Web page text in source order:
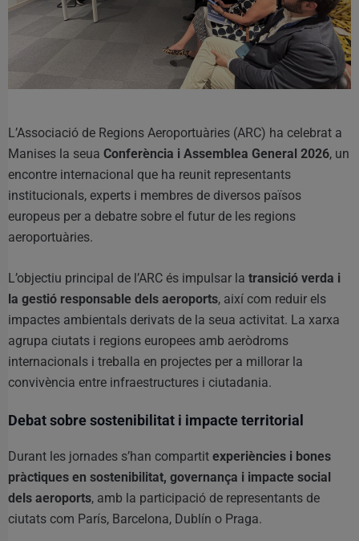
L’Associació de Regions Aeroportuàries (ARC) ha celebrat a
Manises la seua Conferència i Assemblea General 2026, un
encontre internacional que ha reunit representants
institucionals, experts i membres de diversos països
europeus per a debatre sobre el futur de les regions
aeroportuàries.
L’objectiu principal de l’ARC és impulsar la transició verda i
la gestió responsable dels aeroports, així com reduir els
impactes ambientals derivats de la seua activitat. La xarxa
agrupa ciutats i regions europees amb aeròdroms
internacionals i treballa en projectes per a millorar la
convivència entre infraestructures i ciutadania.
Debat sobre sostenibilitat i impacte territorial
Durant les jornades s’han compartit experiències i bones
pràctiques en sostenibilitat, governança i impacte social
dels aeroports, amb la participació de representants de
ciutats com París, Barcelona, Dublín o Praga.